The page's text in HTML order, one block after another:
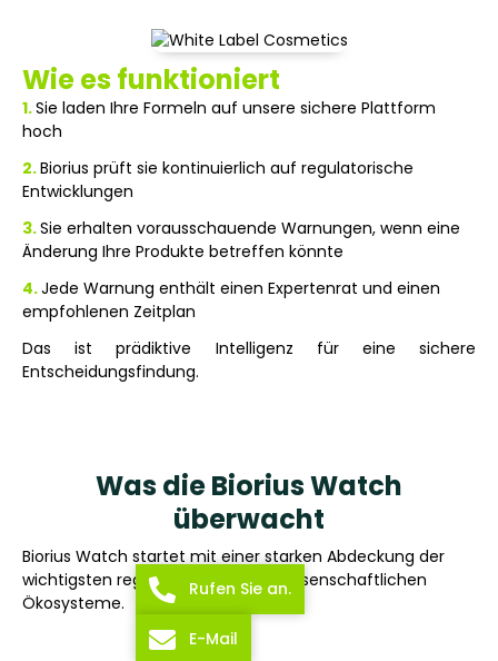
Wie es funktioniert
1.Sie laden Ihre Formeln auf unsere sichere Plattform
hoch
2.Biorius prüft sie kontinuierlich auf regulatorische
Entwicklungen
3.Sie erhalten vorausschauende Warnungen, wenn eine
Änderung Ihre Produkte betreffen könnte
4.Jede Warnung enthält einen Expertenrat und einen
empfohlenen Zeitplan
Das ist prädiktive Intelligenz für eine sichere
Entscheidungsfindung.
Was die Biorius Watch
überwacht
Biorius Watch startet mit einer starken Abdeckung der
wichtigsten regulatorischen und wissenschaftlichen
Ökosysteme.
Rufen Sie an.
E-Mail